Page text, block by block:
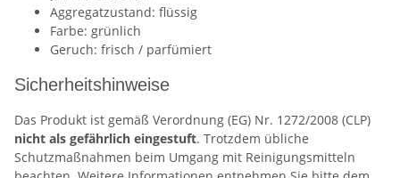
Aggregatzustand: flüssig
Farbe: grünlich
Geruch: frisch / parfümiert
Sicherheitshinweise
Das Produkt ist gemäß Verordnung (EG) Nr. 1272/2008 (CLP)
nicht als gefährlich eingestuft. Trotzdem übliche
Schutzmaßnahmen beim Umgang mit Reinigungsmitteln